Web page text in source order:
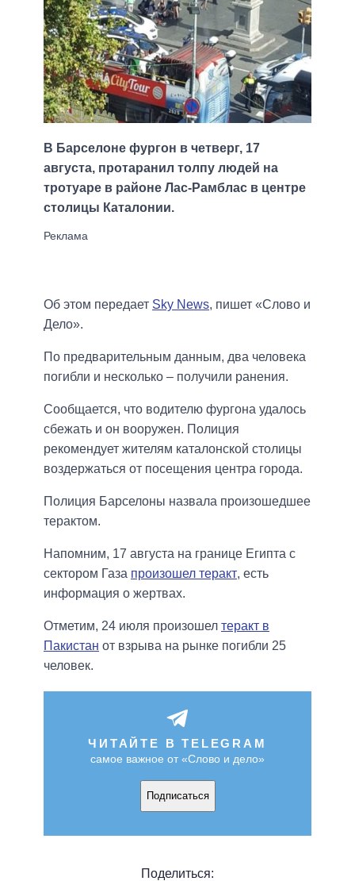
В Барселоне фургон в четверг, 17
августа, протаранил толпу людей на
тротуаре в районе Лас-Рамблас в центре
столицы Каталонии.
Об этом передает Sky News, пишет «Слово и
Дело».
По предварительным данным, два человека
погибли и несколько – получили ранения.
Сообщается, что водителю фургона удалось
сбежать и он вооружен. Полиция
рекомендует жителям каталонской столицы
воздержаться от посещения центра города.
Полиция Барселоны назвала произошедшее
терактом.
Напомним, 17 августа на границе Египта с
сектором Газа произошел теракт, есть
информация о жертвах.
Отметим, 24 июля произошел теракт в
Пакистан от взрыва на рынке погибли 25
человек.
ЧИТАЙТЕ В TELEGRAM
самое важное от «Слово и дело»
Подписаться
Поделиться: